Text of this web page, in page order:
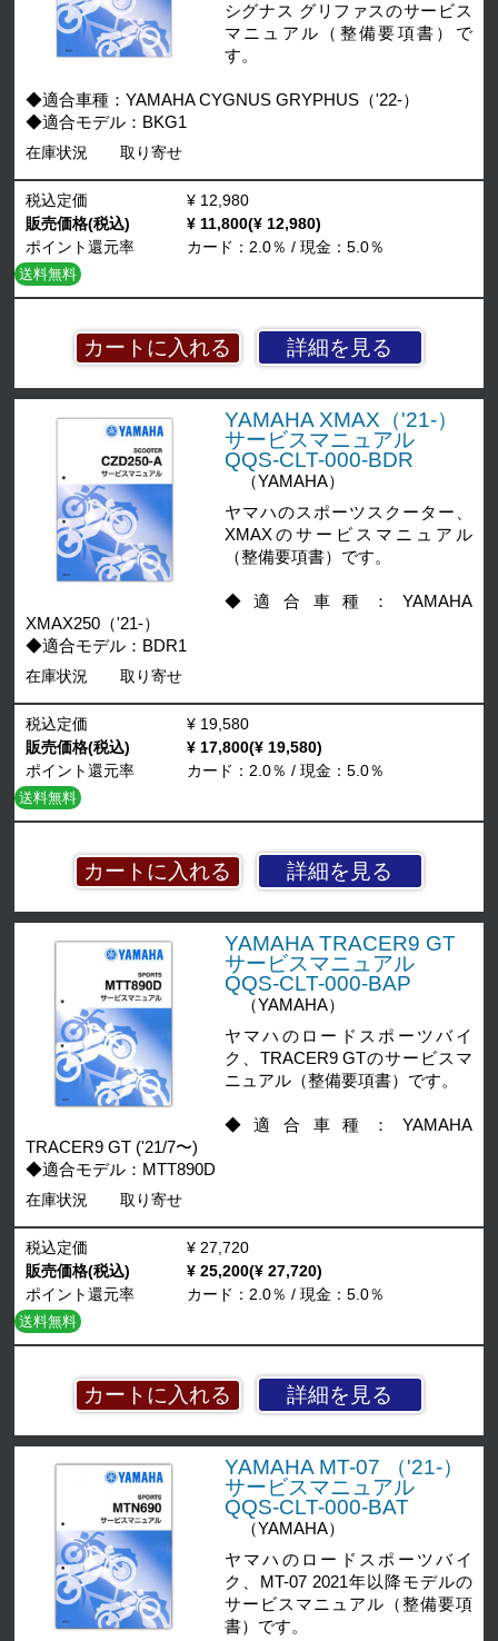
シグナス グリファスのサービス
マニュアル（整備要項書）で
す。
◆適合車種：YAMAHA CYGNUS GRYPHUS（'22-）
◆適合モデル：BKG1
在庫状況
取り寄せ
詳細を見る
税込定価
¥ 12,980
販売価格(税込)
¥ 11,800(¥ 12,980)
ポイント還元率
カード：2.0％ / 現金：5.0％
送料無料
YAMAHA XMAX（'21-）
サービスマニュアル
QQS-CLT-000-BDR
（YAMAHA）
ヤマハのスポーツスクーター、
XMAXのサービスマニュアル
（整備要項書）です。
◆適合車種：YAMAHA
XMAX250（'21-）
◆適合モデル：BDR1
在庫状況
取り寄せ
詳細を見る
税込定価
¥ 19,580
販売価格(税込)
¥ 17,800(¥ 19,580)
ポイント還元率
カード：2.0％ / 現金：5.0％
送料無料
YAMAHA TRACER9 GT
サービスマニュアル
QQS-CLT-000-BAP
（YAMAHA）
ヤマハのロードスポーツバイ
ク、TRACER9 GTのサービスマ
ニュアル（整備要項書）です。
◆適合車種：YAMAHA
TRACER9 GT ('21/7〜)
◆適合モデル：MTT890D
在庫状況
取り寄せ
詳細を見る
税込定価
¥ 27,720
販売価格(税込)
¥ 25,200(¥ 27,720)
ポイント還元率
カード：2.0％ / 現金：5.0％
送料無料
YAMAHA MT-07 （'21-）
サービスマニュアル
QQS-CLT-000-BAT
（YAMAHA）
ヤマハのロードスポーツバイ
ク、MT-07 2021年以降モデルの
サービスマニュアル（整備要項
書）です。